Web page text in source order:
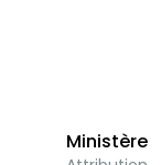
Ministère